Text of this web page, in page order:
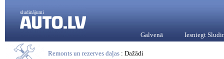
sludinājumi
Galvenā Iesniegt
Remonts un rezerves daļas : Dažādi